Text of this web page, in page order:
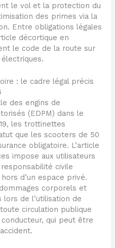
le vol et la protection du
des primes via la
Entre obligations légales
décortique en
le code de la route sur
: le cadre légal précis
des engins de
(EDPM) dans le
les trottinettes
que les scooters de 50
obligatoire. L’article
impose aux utilisateurs
civile
d’un espace privé.
corporels et
de l’utilisation de
circulation publique
qui peut être